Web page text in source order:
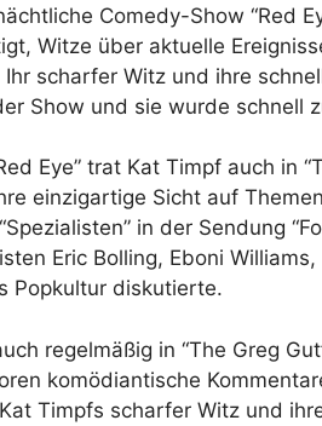
Comedy-Show “Red
Witze über aktuelle
Ihr scharfer Witz und ihre
Show und sie wurde schnell
Eye” trat Kat Timpf auch in
einzigartige Sicht auf
in der Sendung
Eric Bolling, Eboni
Popkultur diskutierte.
regelmäßig in “The Greg
komödiantische
Timpfs scharfer Witz und